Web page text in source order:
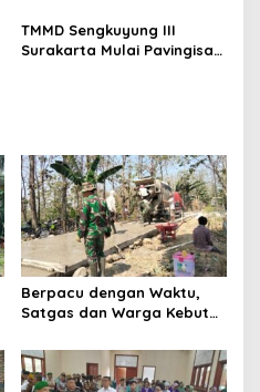
TMMD Sengkuyung III
Surakarta Mulai Pavingisasi
Berpacu dengan Waktu,
Satgas dan Warga Kebut
Boyolali